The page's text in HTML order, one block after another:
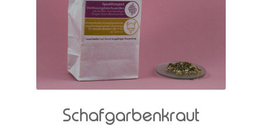
Schafgarbenkraut